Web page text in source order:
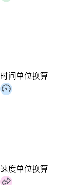
时间单位换算
速度单位换算